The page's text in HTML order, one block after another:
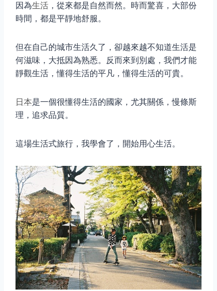
因為生活 ，從來都是自然而然。時而驚喜，大部份
時間，都是平靜地舒服。
但在自己的城市生活久了，卻越來越不知道生活是
何滋味，大抵因為熟悉。反而來到別處，我們才能
靜觀生活，懂得生活的平凡，懂得生活的可貴。
日本是一個很懂得生活的國家，尤其關係，慢條斯
理，追求品質。
這場生活式旅行，我學會了，開始用心生活。